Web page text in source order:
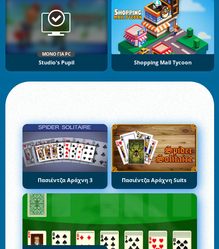
ΜΌΝΟ ΓΙΑ PC
Studio's Pupil Shopping Mall Tycoon
Πασιέντζα Αράχνη 3 Πασιέντζα Αράχνη Suits